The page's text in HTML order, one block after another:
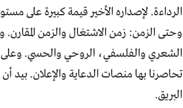
الرداءة. لإصداره الأخير قيمة كبيرة على
وحتى الزمن: زمن الاشتغال والزمن
الشعري والفلسفي، الروحي والحسي. وعلى
تحاصرنا بها منصات الدعاية والإعلان. بيد
البريق.